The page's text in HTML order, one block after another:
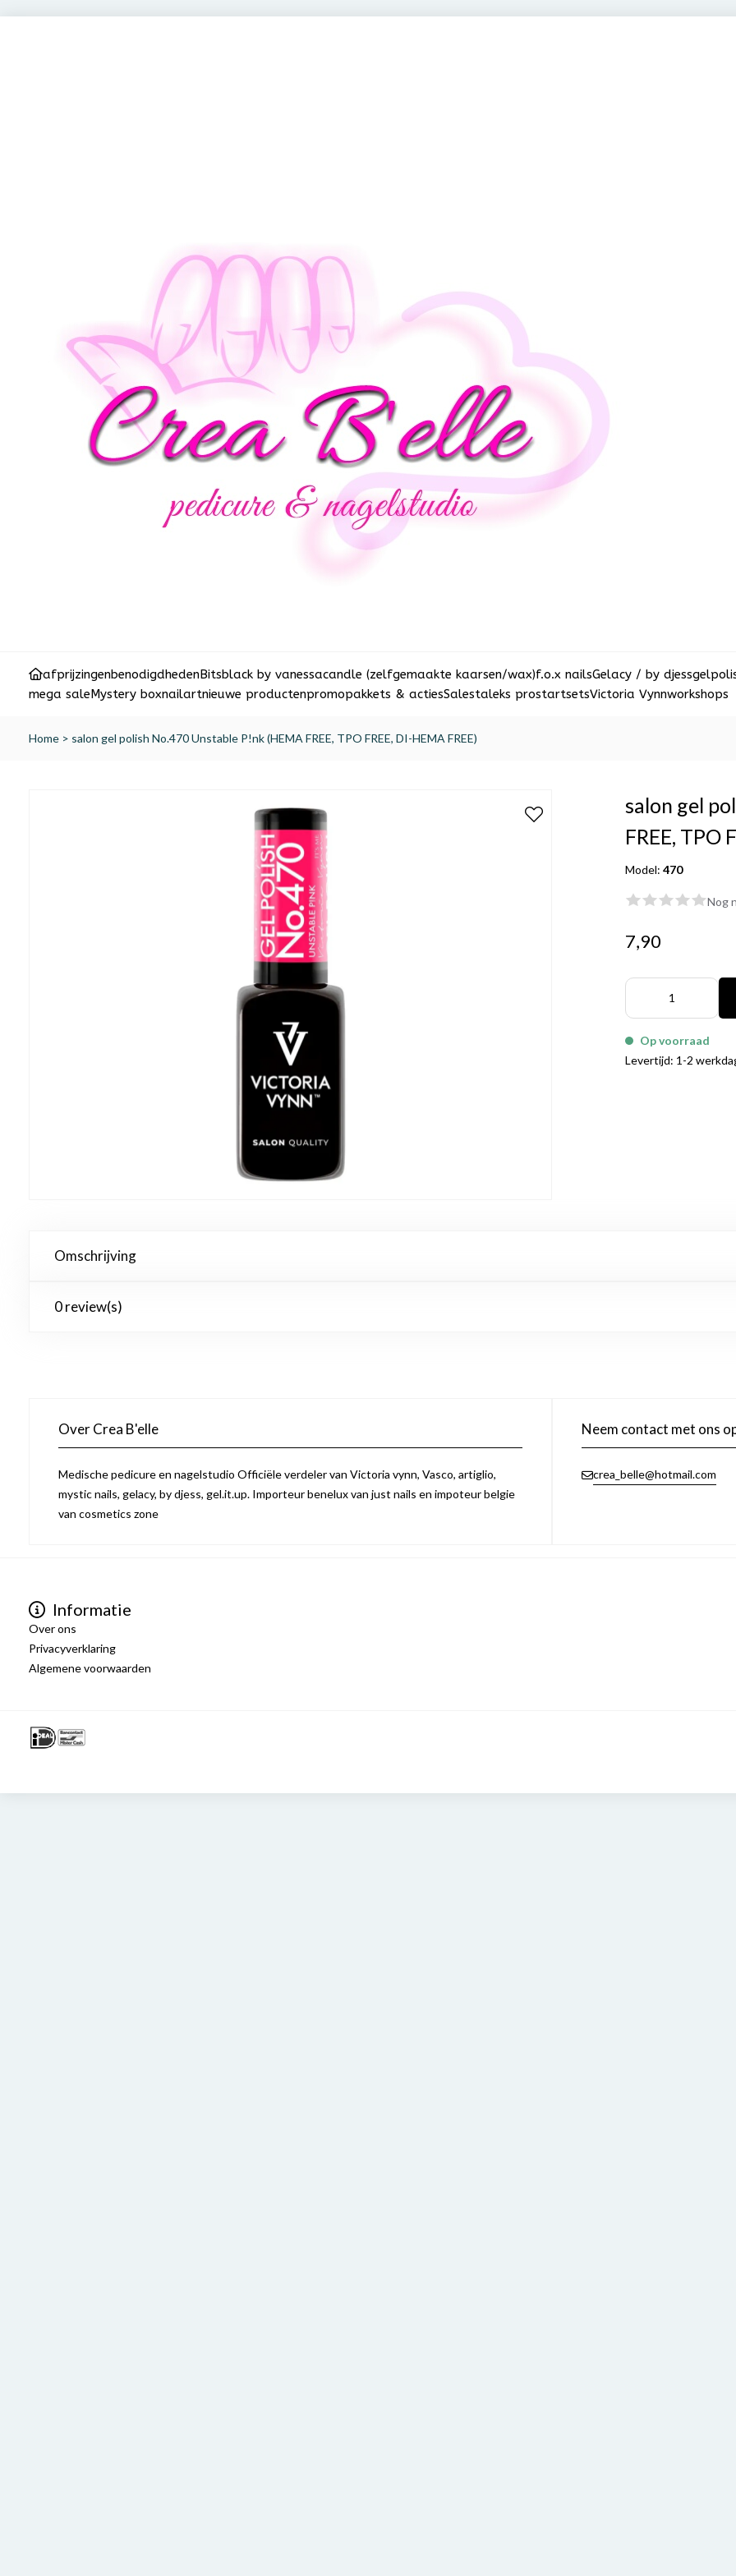
afprijzingenbenodigdhedenBitsblack by vanessacandle (zelfgemaakte kaarsen/wax)f.o.x nailsGelacy / by djess
mega saleMystery boxnailartnieuwe productenpromopakkets & actiesSalestaleks prostartsetsVictoria Vynnworkshops
Home > salon gel polish No.470 Unstable P!nk (HEMA FREE, TPO FREE, DI-HEMA FREE)
salon gel
FREE, TPO
Model:470
Nog
7,90
Op voorraad
Levertijd: 1-2
Omschrijving
0 review(s)
Over Crea B'elle
Medische pedicure en nagelstudio Officiële verdeler van Victoria vynn, Vasco, artiglio,
mystic nails, gelacy, by djess, gel.it.up. Importeur benelux van just nails en impoteur belgie
van cosmetics zone
Neem contact met ons
crea_belle@hotmail.com
Informatie
Over ons
Privacyverklaring
Algemene voorwaarden